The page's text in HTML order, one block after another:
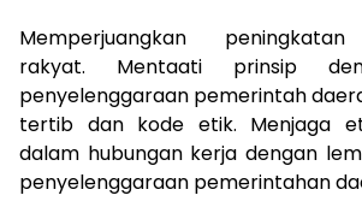
Memperjuangkan
rakyat. Mentaati prinsip
penyelenggaraan pemerintah
tertib dan kode etik. Menjaga
dalam hubungan kerja dengan
penyelenggaraan pemerintahan